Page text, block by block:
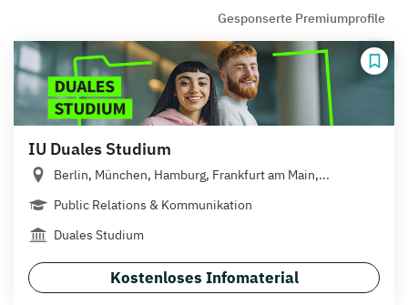
Gesponserte Premiumprofile
IU Duales Studium
Berlin, München, Hamburg, Frankfurt am Main,...
Public Relations & Kommunikation
Duales Studium
Kostenloses Infomaterial